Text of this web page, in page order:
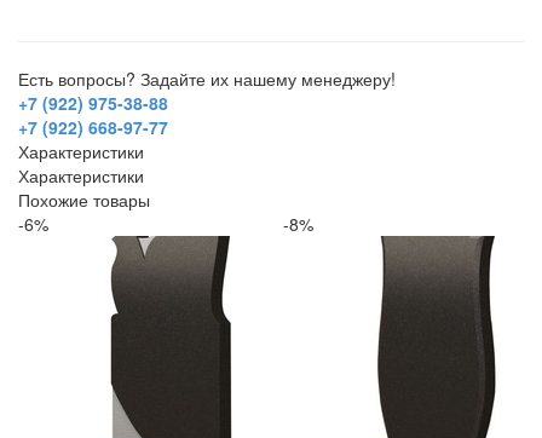
Есть вопросы? Задайте их нашему менеджеру!
+7 (922) 975-38-88
+7 (922) 668-97-77
Характеристики
Характеристики
Похожие товары
-6%
-8%